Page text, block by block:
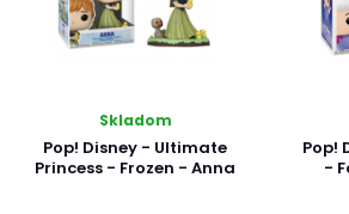
Skladom
Pop! Disney - Ultimate
Princess - Frozen - Anna
Pop!
-